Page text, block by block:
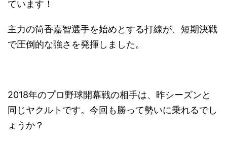
ています！
主力の筒香嘉智選手を始めとする打線が、短期決戦
で圧倒的な強さを発揮しました。
2018年のプロ野球開幕戦の相手は、昨シーズンと
同じヤクルトです。今回も勝って勢いに乗れるでし
ょうか？